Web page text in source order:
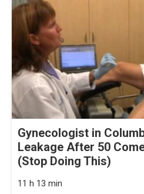
Gynecologist in
Leakage After 50
(Stop Doing This)
11 h 13 min